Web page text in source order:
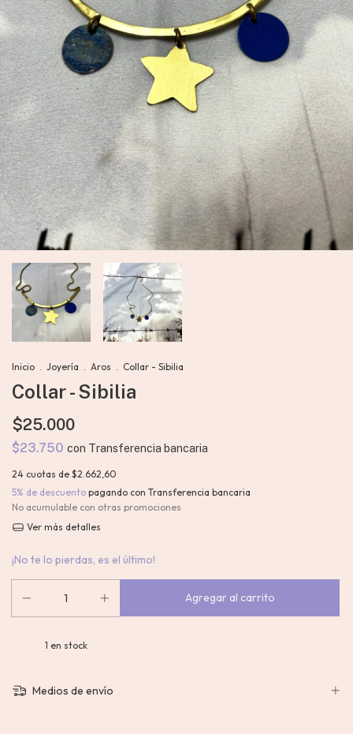
Inicio . Joyería . Aros . Collar - Sibilia
Collar - Sibilia
$25.000
$23.750 con Transferencia bancaria
24 cuotas de $2.662,60
5% de descuento pagando con Transferencia bancaria
No acumulable con otras promociones
Ver más detalles
¡No te lo pierdas, es el último!
1 en stock
Medios de envío